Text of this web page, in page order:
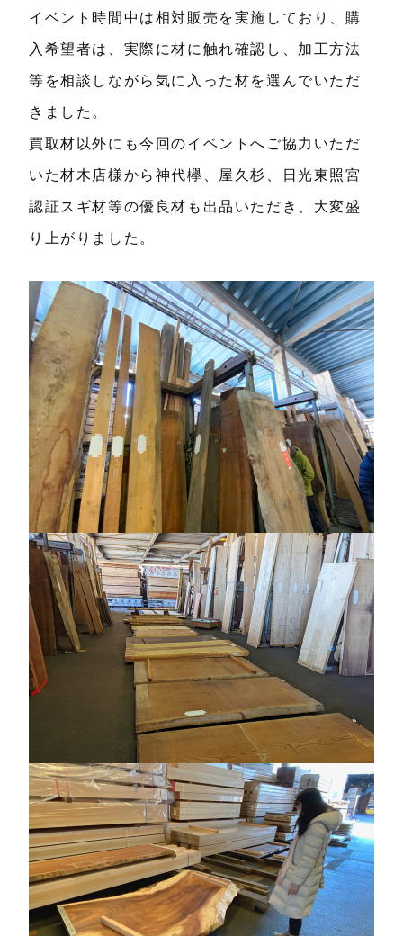
イベント時間中は相対販売を実施しており、購
入希望者は、実際に材に触れ確認し、加工方法
等を相談しながら気に入った材を選んでいただ
きました。
買取材以外にも今回のイベントへご協力いただ
いた材木店様から神代欅、屋久杉、日光東照宮
認証スギ材等の優良材も出品いただき、大変盛
り上がりました。